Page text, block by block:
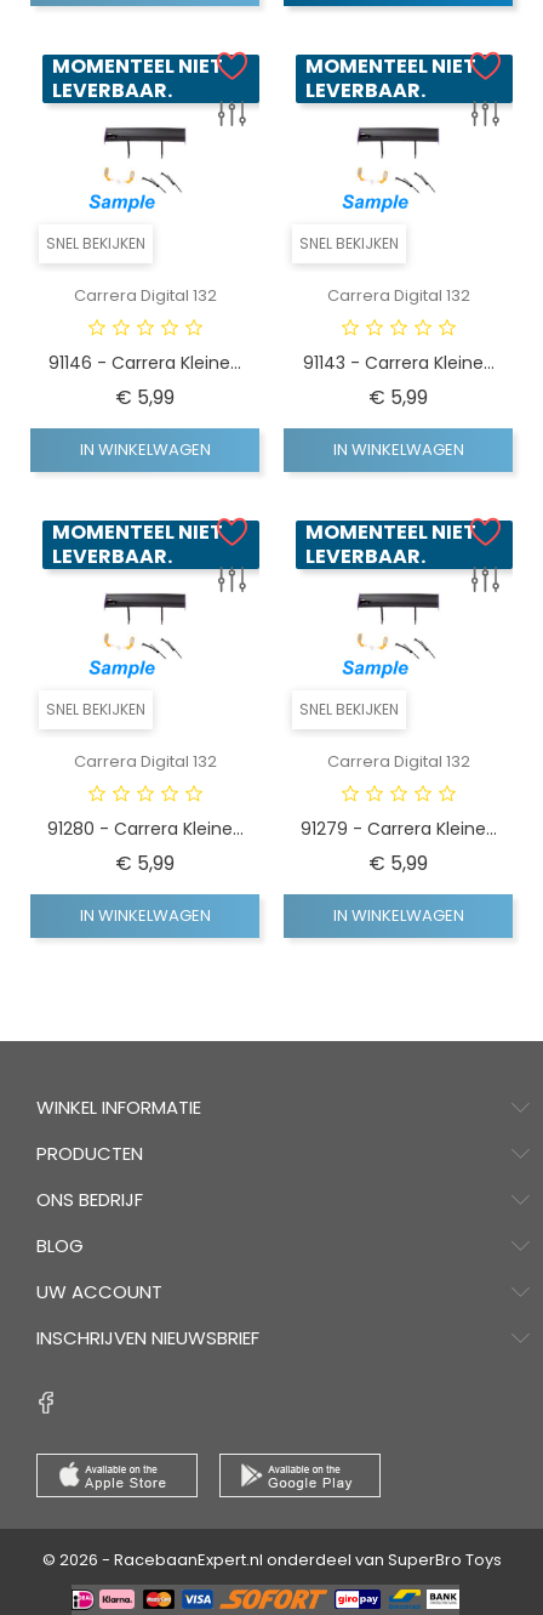
SNEL BEKIJKEN
MOMENTEEL NIET
LEVERBAAR.
Carrera Digital 132
91146 - Carrera Kleine...
€ 5,99Prijs
IN WINKELWAGEN
SNEL BEKIJKEN
MOMENTEEL NIET
LEVERBAAR.
Carrera Digital 132
91143 - Carrera Kleine...
€ 5,99Prijs
IN WINKELWAGEN
SNEL BEKIJKEN
MOMENTEEL NIET
LEVERBAAR.
Carrera Digital 132
91280 - Carrera Kleine...
€ 5,99Prijs
IN WINKELWAGEN
SNEL BEKIJKEN
MOMENTEEL NIET
LEVERBAAR.
Carrera Digital 132
91279 - Carrera Kleine...
€ 5,99Prijs
IN WINKELWAGEN
WINKEL INFORMATIE
PRODUCTEN
ONS BEDRIJF
BLOG
UW ACCOUNT
INSCHRIJVEN NIEUWSBRIEF
© 2026 - RacebaanExpert.nl onderdeel van SuperBro Toys